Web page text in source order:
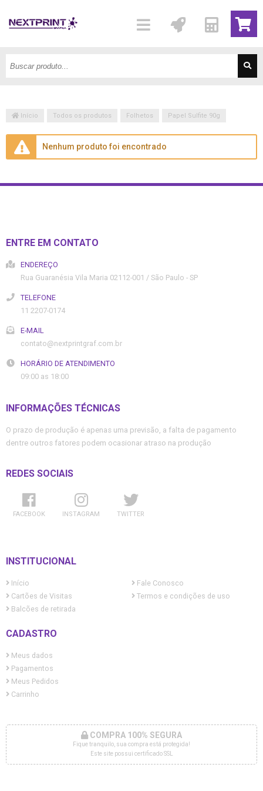
Início Todos os produtos Folhetos Papel Sulfite 90g
Nenhum produto foi encontrado
ENTRE EM CONTATO
ENDEREÇO
Rua Guaranésia Vila Maria 02112-001 / São Paulo - SP
TELEFONE
11 2207-0174
E-MAIL
contato@nextprintgraf.com.br
HORÁRIO DE ATENDIMENTO
09:00 as 18:00
INFORMAÇÕES TÉCNICAS
O prazo de produção é apenas uma previsão, a falta de pagamento
dentre outros fatores podem ocasionar atraso na produção
REDES SOCIAIS
FACEBOOK INSTAGRAM TWITTER
INSTITUCIONAL
Início
Fale Conosco
Cartões de Visitas
Termos e condições de uso
Balcões de retirada
CADASTRO
Meus dados
Pagamentos
Meus Pedidos
Carrinho
COMPRA 100% SEGURA
Fique tranquilo, sua compra está protegida!
Este site possui certificado SSL